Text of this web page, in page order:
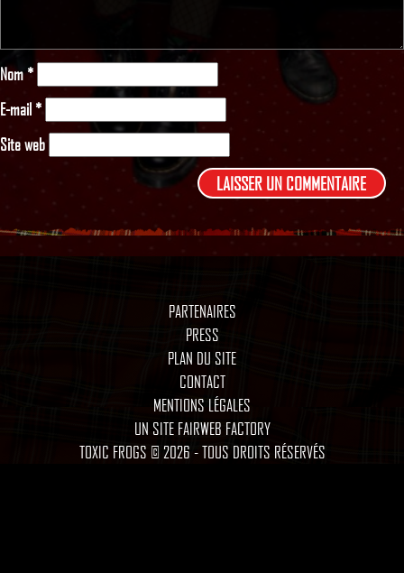
Nom*
E-mail*
Site web
PARTENAIRES
PRESS
PLAN DU SITE
CONTACT
MENTIONS LÉGALES
UN SITE FAIRWEB FACTORY
TOXIC FROGS © 2026 - TOUS DROITS RÉSERVÉS